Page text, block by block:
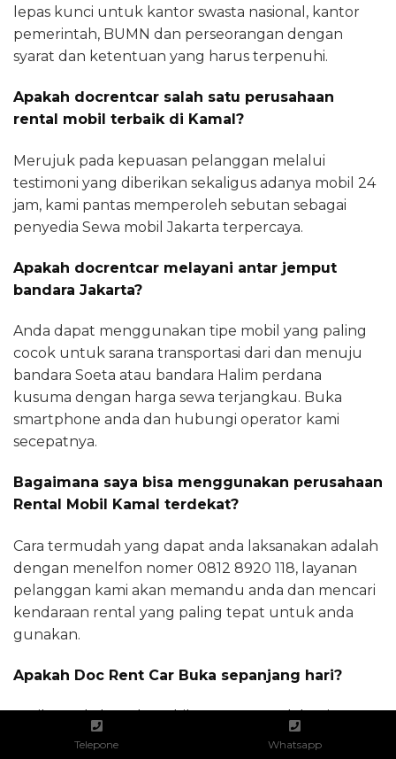
lepas kunci untuk kantor swasta nasional, kantor
pemerintah, BUMN dan perseorangan dengan
syarat dan ketentuan yang harus terpenuhi.
Apakah docrentcar salah satu perusahaan
rental mobil terbaik di Kamal?
Merujuk pada kepuasan pelanggan melalui
testimoni yang diberikan sekaligus adanya mobil 24
jam, kami pantas memperoleh sebutan sebagai
penyedia Sewa mobil Jakarta terpercaya.
Apakah docrentcar melayani antar jemput
bandara Jakarta?
Anda dapat menggunakan tipe mobil yang paling
cocok untuk sarana transportasi dari dan menuju
bandara Soeta atau bandara Halim perdana
kusuma dengan harga sewa terjangkau. Buka
smartphone anda dan hubungi operator kami
secepatnya.
Bagaimana saya bisa menggunakan perusahaan
Rental Mobil Kamal terdekat?
Cara termudah yang dapat anda laksanakan adalah
dengan menelfon nomer 0812 8920 118, layanan
pelanggan kami akan memandu anda dan mencari
kendaraan rental yang paling tepat untuk anda
gunakan.
Apakah Doc Rent Car Buka sepanjang hari?
Ketika anda butuh mobil sewaan untuk kegiatan
penting, jangan sungkan melakukan kontak
Telepone Whatsapp